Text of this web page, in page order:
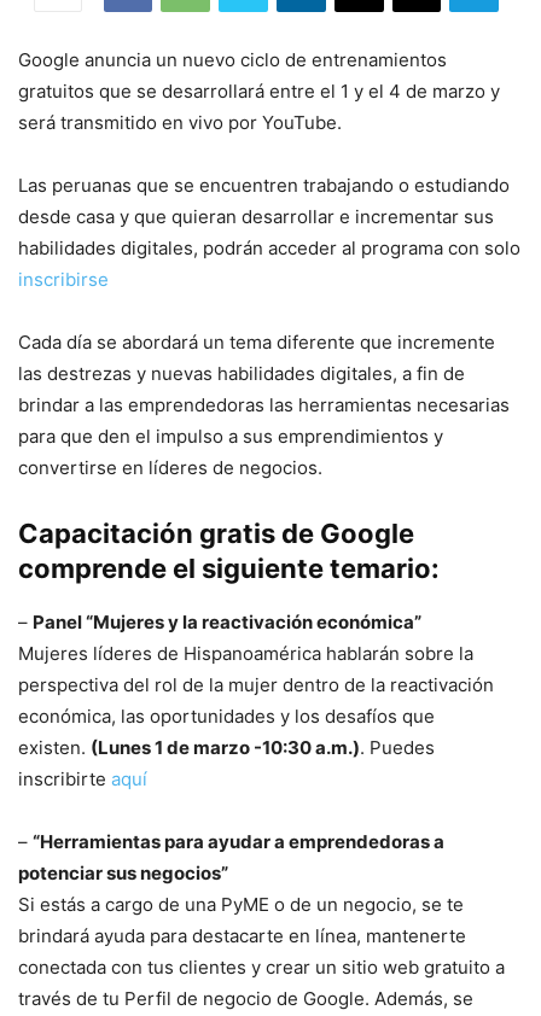
Google anuncia un nuevo ciclo de entrenamientos
gratuitos que se desarrollará entre el 1 y el 4 de marzo y
será transmitido en vivo por YouTube.
Las peruanas que se encuentren trabajando o estudiando
desde casa y que quieran desarrollar e incrementar sus
habilidades digitales, podrán acceder al programa con solo
inscribirse
Cada día se abordará un tema diferente que incremente
las destrezas y nuevas habilidades digitales, a fin de
brindar a las emprendedoras las herramientas necesarias
para que den el impulso a sus emprendimientos y
convertirse en líderes de negocios.
Capacitación gratis de Google
comprende el siguiente temario:
– Panel “Mujeres y la reactivación económica”
Mujeres líderes de Hispanoamérica hablarán sobre la
perspectiva del rol de la mujer dentro de la reactivación
económica, las oportunidades y los desafíos que
existen. (Lunes 1 de marzo -10:30 a.m.). Puedes
inscribirte aquí
– “Herramientas para ayudar a emprendedoras a
potenciar sus negocios”
Si estás a cargo de una PyME o de un negocio, se te
brindará ayuda para destacarte en línea, mantenerte
conectada con tus clientes y crear un sitio web gratuito a
través de tu Perfil de negocio de Google. Además, se